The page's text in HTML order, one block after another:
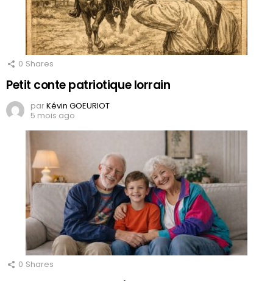
0 Shares
Petit conte patriotique lorrain
parKévin GOEURIOT
5 mois ago
0 Shares